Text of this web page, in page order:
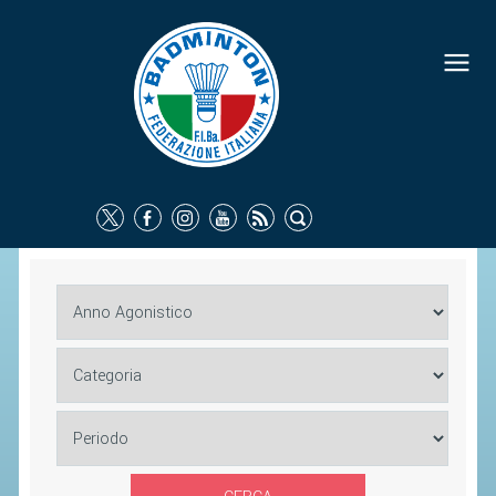
FEDERAZIONE
IDENTITÀ
COMMISSIONI FEDERALI
ORGANI TERRITORIALI
SOCIETÀ SPORTIVE
TUTELA DELLA SALUTE -
COMUNICAZIONE E MARKETING